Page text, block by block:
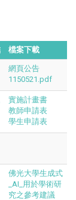
檔案下載
網頁公告
1150521.pdf
實施計畫書
教師申請表
學生申請表
佛光大學生成式
_AI_用於學術研
究之參考建議